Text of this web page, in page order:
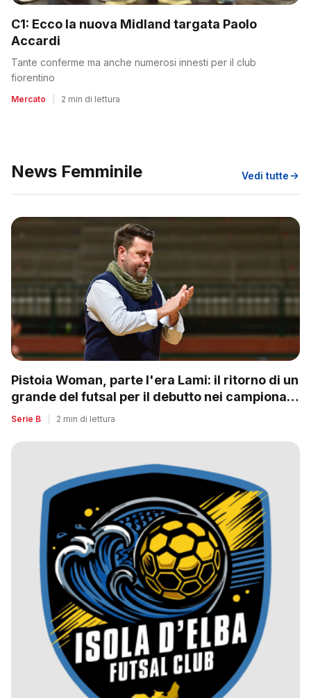
C1: Ecco la nuova Midland targata Paolo
Accardi
Tante conferme ma anche numerosi innesti per il club
fiorentino
Mercato 2 min di lettura
News Femminile Vedi tutte
Pistoia Woman, parte l'era Lami: il ritorno di un
grande del futsal per il debutto nei campionati
nazionali
Serie B 2 min di lettura